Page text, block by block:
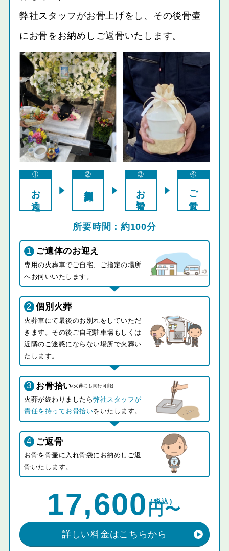
弊社スタッフがお骨上げをし、その後骨壷
にお骨をお納めしご返骨いたします。
①
お迎え
② ③
お骨拾い
④
ご返骨
約100分
1 ご遺体のお迎え
専用の火葬車でご自宅、ご指定の場所
へお伺いいたします。
2 個別火葬
火葬車にて最後のお別れをしていただ
きます。その後ご自宅駐車場もしくは
近隣のご迷惑にならない場所で火葬い
たします。
3 お骨拾い(火葬にも同行可能)
火葬が終わりましたら弊社スタッフが
責任を持ってお骨拾いをいたします。
4 ご返骨
お骨を骨壷に入れ骨袋にお納めしご返
骨いたします。
17,600
詳しい料金はこちらから